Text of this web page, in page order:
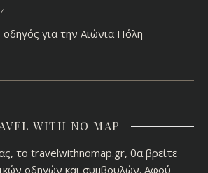
για την Αιώνια Πόλη
WITH NO MAP
το travelwithnomap.gr, θα βρείτε
οδηγών και συμβουλών. Αφού